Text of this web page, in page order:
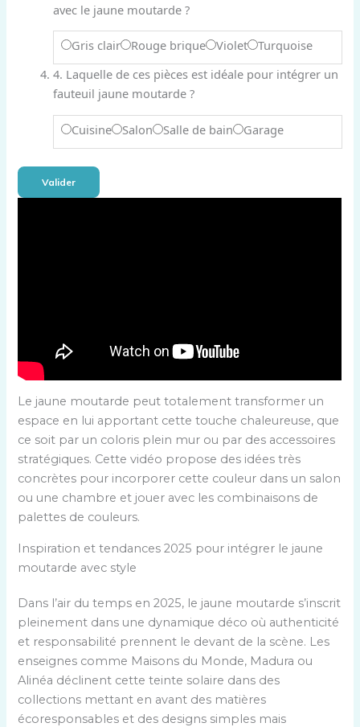
avec le jaune moutarde ?
Gris clair Rouge brique Violet
Turquoise
4. Laquelle de ces pièces est idéale pour intégrer un
fauteuil jaune moutarde ?
Cuisine Salon Salle de bain Garage
Valider
Le jaune moutarde peut totalement transformer un
espace en lui apportant cette touche chaleureuse, que
ce soit par un coloris plein mur ou par des accessoires
stratégiques. Cette vidéo propose des idées très
concrètes pour incorporer cette couleur dans un salon
ou une chambre et jouer avec les combinaisons de
palettes de couleurs.
Inspiration et tendances 2025 pour intégrer le jaune
moutarde avec style
Dans l’air du temps en 2025, le jaune moutarde s’inscrit
pleinement dans une dynamique déco où authenticité
et responsabilité prennent le devant de la scène. Les
enseignes comme Maisons du Monde, Madura ou
Alinéa déclinent cette teinte solaire dans des
collections mettant en avant des matières
écoresponsables et des designs simples mais